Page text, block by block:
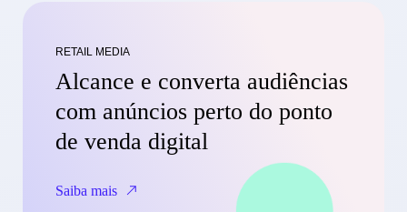
RETAIL MEDIA
Alcance e converta audiências
com anúncios perto do ponto
de venda digital
Saiba mais